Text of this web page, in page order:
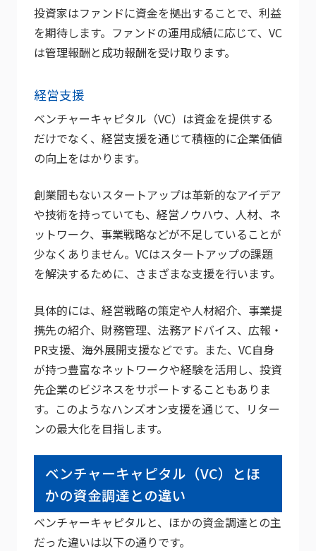
投資家はファンドに資金を拠出することで、利益
を期待します。ファンドの運用成績に応じて、VC
は管理報酬と成功報酬を受け取ります。
経営支援
ベンチャーキャピタル（VC）は資金を提供する
だけでなく、経営支援を通じて積極的に企業価値
の向上をはかります。
創業間もないスタートアップは革新的なアイデア
や技術を持っていても、経営ノウハウ、人材、ネ
ットワーク、事業戦略などが不足していることが
少なくありません。VCはスタートアップの課題
を解決するために、さまざまな支援を行います。
具体的には、経営戦略の策定や人材紹介、事業提
携先の紹介、財務管理、法務アドバイス、広報・
PR支援、海外展開支援などです。また、VC自身
が持つ豊富なネットワークや経験を活用し、投資
先企業のビジネスをサポートすることもありま
す。このようなハンズオン支援を通じて、リター
ンの最大化を目指します。
ベンチャーキャピタル（VC）とほ
かの資金調達との違い
ベンチャーキャピタルと、ほかの資金調達との主
だった違いは以下の通りです。